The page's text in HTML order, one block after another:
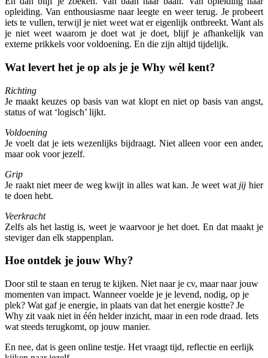
opleiding. Van enthousiasme naar leegte en weer terug. Je probeert
iets te vullen, terwijl je niet weet wat er eigenlijk ontbreekt. Want als
je niet weet waarom je doet wat je doet, blijf je afhankelijk van
externe prikkels voor voldoening. En die zijn altijd tijdelijk.
Wat levert het je op als je je Why wél kent?
Richting
Je maakt keuzes op basis van wat klopt en niet op basis van angst,
status of wat ‘logisch’ lijkt.
Voldoening
Je voelt dat je iets wezenlijks bijdraagt. Niet alleen voor een ander,
maar ook voor jezelf.
Grip
Je raakt niet meer de weg kwijt in alles wat kan. Je weet wat jij hier
te doen hebt.
Veerkracht
Zelfs als het lastig is, weet je waarvoor je het doet. En dat maakt je
steviger dan elk stappenplan.
Hoe ontdek je jouw Why?
Door stil te staan en terug te kijken. Niet naar je cv, maar naar jouw
momenten van impact. Wanneer voelde je je levend, nodig, op je
plek? Wat gaf je energie, in plaats van dat het energie kostte? Je
Why zit vaak niet in één helder inzicht, maar in een rode draad. Iets
wat steeds terugkomt, op jouw manier.
En nee, dat is geen online testje. Het vraagt tijd, reflectie en eerlijk